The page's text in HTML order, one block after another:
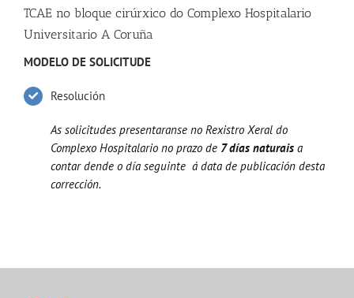
TCAE no bloque cirúrxico do Complexo Hospitalario
Universitario A Coruña
MODELO DE SOLICITUDE
Resolución
As solicitudes presentaranse no Rexistro Xeral do
Complexo Hospitalario no prazo de7 días naturaisa
contar dende o día seguinte á data de publicación desta
corrección.